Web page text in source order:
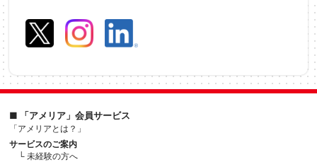
■ 「アメリア」会員サービス
「アメリアとは？」
サービスのご案内
└ 未経験の方へ